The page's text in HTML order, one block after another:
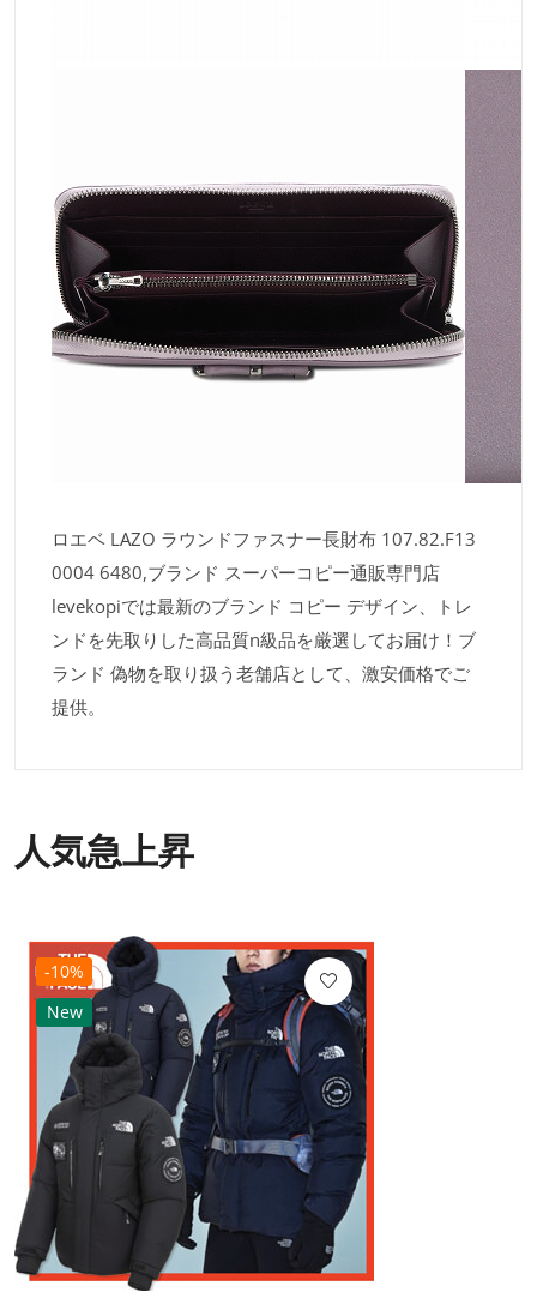
ロエベ LAZO ラウンドファスナー長財布 107.82.F13
0004 6480,ブランド スーパーコピー通販専門店
levekopiでは最新のブランド コピー デザイン、トレ
ンドを先取りした高品質n級品を厳選してお届け！ブ
ランド 偽物を取り扱う老舗店として、激安価格でご
提供。
人気急上昇
-10%
New